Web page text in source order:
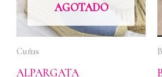
AGOTADO
Cuñas
ALPARGATA